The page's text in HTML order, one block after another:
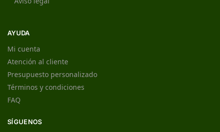
AYUDA
Mi cuenta
Atención al cliente
Presupuesto personalizado
Términos y condiciones
FAQ
SÍGUENOS